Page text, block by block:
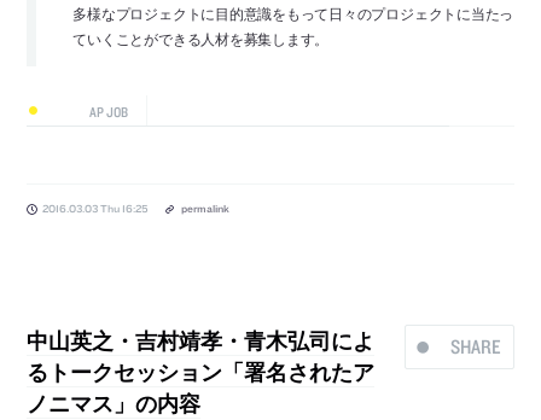
多様なプロジェクトに目的意識をもって日々のプロジェクトに当たっ
ていくことができる人材を募集します。
AP JOB
2016.03.03 Thu 16:25 permalink
SHARE
中山英之・吉村靖孝・青木弘司によ
るトークセッション「署名されたア
ノニマス」の内容